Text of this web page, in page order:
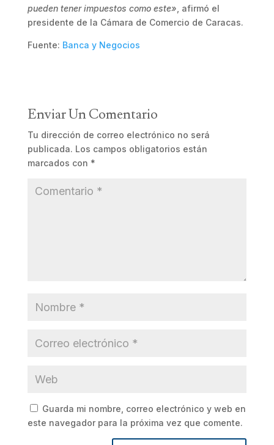
pueden tener impuestos como este» , afirmó el
presidente de la Cámara de Comercio de Caracas.
Fuente: Banca y Negocios
Enviar Un Comentario
Tu dirección de correo electrónico no será
publicada. Los campos obligatorios están
marcados con *
Guarda mi nombre, correo electrónico y web en
este navegador para la próxima vez que comente.